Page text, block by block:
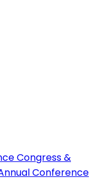
Congress &
Conference